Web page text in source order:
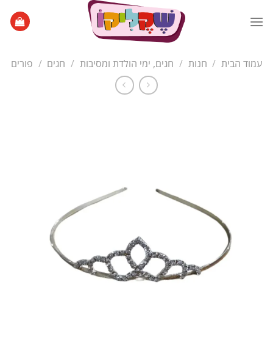
עמוד הבית / חנות / חגים, ימי הולדת ומסיבות / חגים / פורים